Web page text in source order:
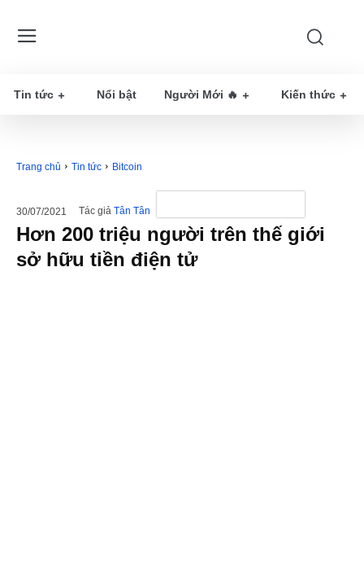
Tin tức Nổi bật Người Mới 🔥 Kiến thức
Trang chủ Tin tức Bitcoin
30/07/2021 Tác giả Tân Tân
Hơn 200 triệu người trên thế giới
sở hữu tiền điện tử